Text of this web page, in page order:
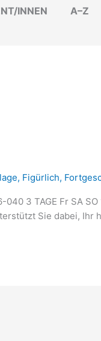
INNEN A–Z
, Figürlich,
26-040 3
Sie dabei,